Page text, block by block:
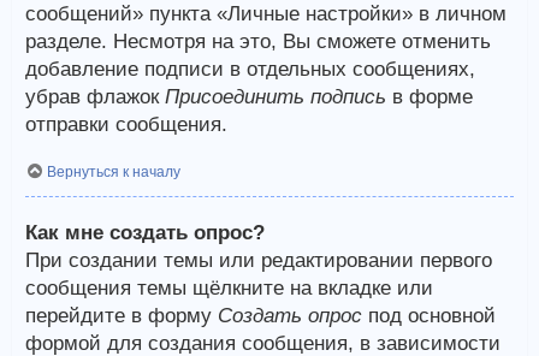
сообщений» пункта «Личные настройки» в личном
разделе. Несмотря на это, Вы сможете отменить
добавление подписи в отдельных сообщениях,
убрав флажок Присоединить подпись в форме
отправки сообщения.
Вернуться к началу
Как мне создать опрос?
При создании темы или редактировании первого
сообщения темы щёлкните на вкладке или
перейдите в форму Создать опрос под основной
формой для создания сообщения, в зависимости